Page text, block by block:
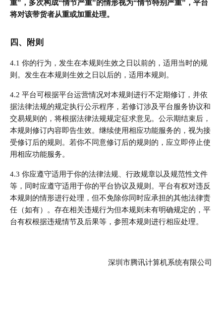
重”，多次构成“情节严重”的情形视为“情节特别严重”，平台
将对该带货者从重或加重处理。
四、附则
4.1 你的行为，发生在本规则生效之日以前的，适用当时的规
则。发生在本规则生效之日以后的，适用本规则。
4.2 平台可根据平台运营情况对本规则进行不定期修订，并依
据法律法规的规定执行公示程序，若修订涉及平台服务协议和
交易规则的，将根据法律法规规定征求意见。公示期结束后，
本规则修订内容即告生效。继续使用相应功能服务的，视为接
受修订后的规则。若你不同意修订后的规则的，应立即停止使
用相应功能服务。
4.3 你应遵守适用于你的法律法规、行政规章以及规范性文件
等，同时应遵守适用于你的平台协议及规则。平台有权对违反
本规则的情形进行处理，但不免除你同时应承担的其他法律责
任（如有）。存在相关违规行为但本规则未有明确规定的，平
台有权根据违规情节及后果等，参照本规则进行相应处理。
深圳市腾讯计算机系统有限公司